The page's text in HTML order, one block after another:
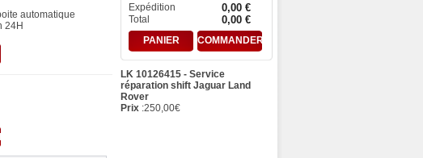
automatique
24H
Expédition
0,00 €
Total 0,00 €
PANIER COMMANDER
LK 10126415 - Service
réparation shift Jaguar Land
Rover
Prix :250,00€